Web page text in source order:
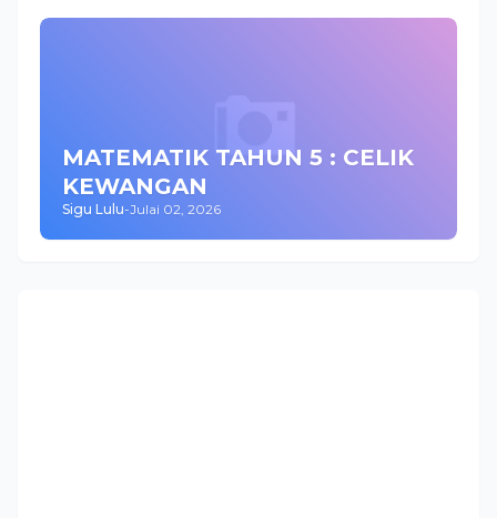
MATEMATIK TAHUN 5 : CELIK
KEWANGAN
Sigu Lulu-Julai 02, 2026